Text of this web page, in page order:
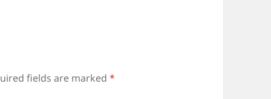
fields are marked*